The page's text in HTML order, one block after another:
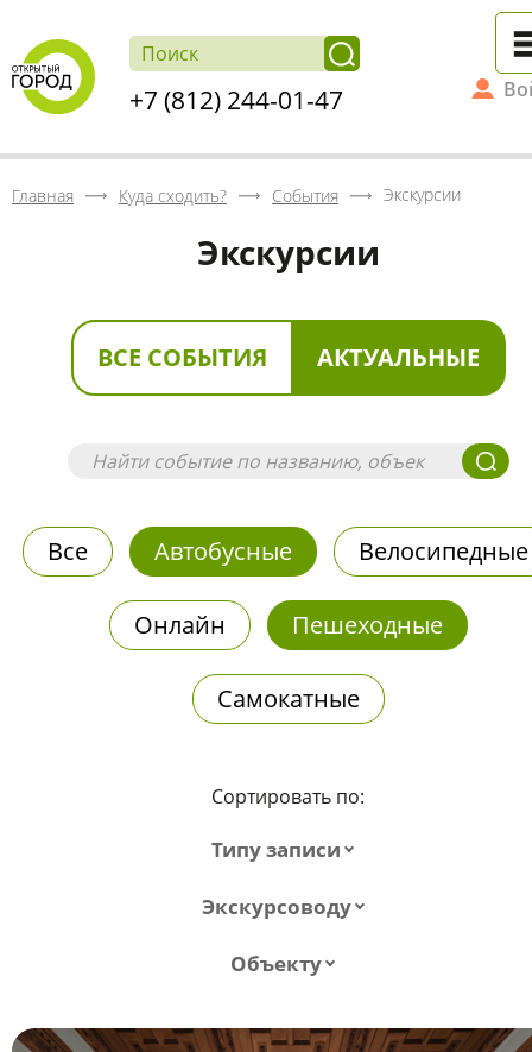
+7 (812) 244-01-47
Главная Куда сходить? События Экскурсии
Экскурсии
ВСЕ СОБЫТИЯ АКТУАЛЬНЫЕ
Все Автобусные Велосипедные
Онлайн Пешеходные
Самокатные
Сортировать по:
Типу записи
Экскурсоводу
Объекту